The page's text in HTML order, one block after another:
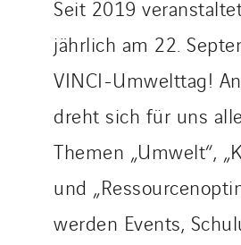
Seit 2019
jährlich am 22.
VINCI-Umwelttag!
dreht sich für uns
Themen „Umwelt“,
und
werden Events,
SCIE Puy de Dome
SDEL Atlantis
SDEL Grand Ouest
SDEL Rouergue
SDEL Savoie Léman
SDEL Tertiaire
SDEL Transport
SDEL Transport Services